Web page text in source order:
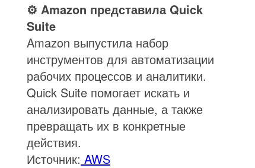
⚙️ Amazon представила Quick
Suite
Amazon выпустила набор
инструментов для автоматизации
рабочих процессов и аналитики.
Quick Suite помогает искать и
анализировать данные, а также
превращать их в конкретные
действия.
Источник: AWS